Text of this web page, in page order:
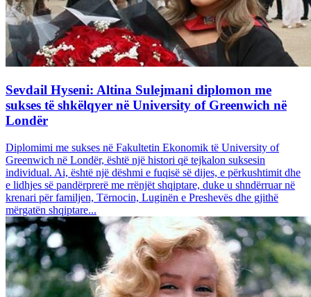
Sevdail Hyseni: Altina Sulejmani diplomon me
sukses të shkëlqyer në University of Greenwich në
Londër
Diplomimi me sukses në Fakultetin Ekonomik të University of
Greenwich në Londër, është një histori që tejkalon suksesin
individual. Ai, është një dëshmi e fuqisë së dijes, e përkushtimit dhe
e lidhjes së pandërprerë me rrënjët shqiptare, duke u shndërruar në
krenari për familjen, Tërnocin, Luginën e Preshevës dhe gjithë
mërgatën shqiptare...